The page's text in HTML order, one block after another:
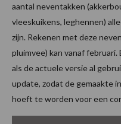
aantal neventakken
vleeskuikens, leghennen)
zijn. Rekenen met deze
pluimvee) kan vanaf
als de actuele versie al
update, zodat de gemaakte
hoeft te worden voor een